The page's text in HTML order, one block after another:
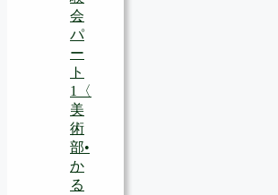
会
パ
ー
ト
1〈
美
術
部•
か
る